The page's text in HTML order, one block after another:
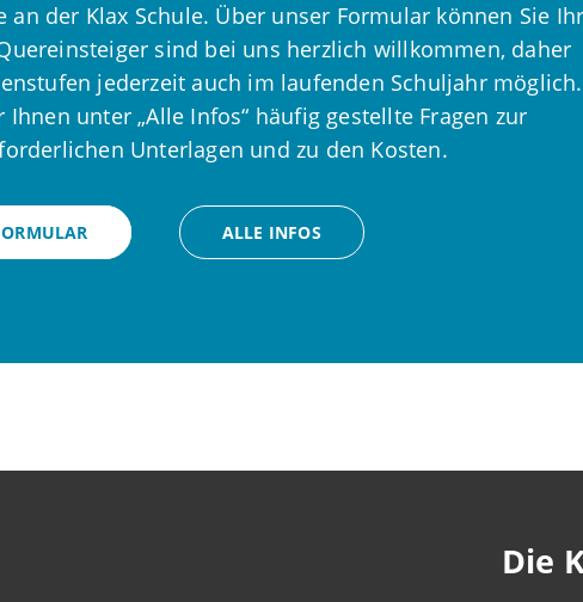
der Klax Schule. Über unser Formular können Sie Ihr
sind bei uns herzlich willkommen, daher
jederzeit auch im laufenden Schuljahr möglich.
unter „Alle Infos“ häufig gestellte Fragen zur
Unterlagen und zu den Kosten.
ALLE INFOS
Die